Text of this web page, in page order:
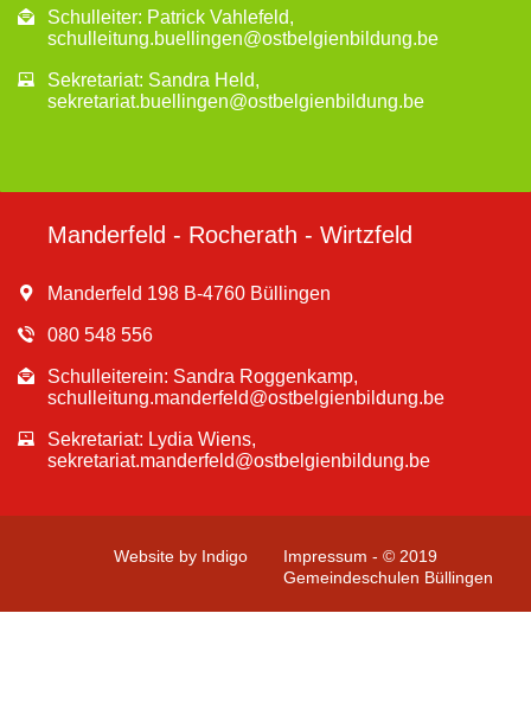
Schulleiter: Patrick Vahlefeld,
schulleitung.buellingen@ostbelgienbildung.be
Sekretariat: Sandra Held,
sekretariat.buellingen@ostbelgienbildung.be
Manderfeld - Rocherath - Wirtzfeld
Manderfeld 198 B-4760 Büllingen
080 548 556
Schulleiterein: Sandra Roggenkamp,
schulleitung.manderfeld@ostbelgienbildung.be
Sekretariat: Lydia Wiens,
sekretariat.manderfeld@ostbelgienbildung.be
Website by Indigo
Impressum - © 2019
Gemeindeschulen Büllingen